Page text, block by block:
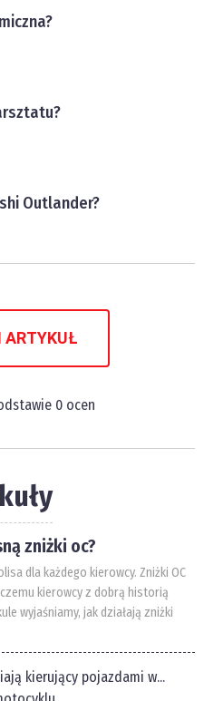
Outlander?
ARTYKUŁ
0 ocen
zniżki oc?
dla każdego kierowcy. Zniżki OC
kierowcy z dobrą historią
wyjaśniamy, jak działają zniżki
kierujący pojazdami w...